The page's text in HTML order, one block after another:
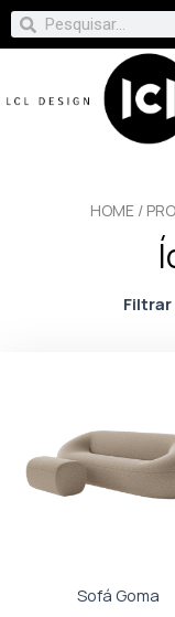
HOME /
Filtrar
Sofá Goma